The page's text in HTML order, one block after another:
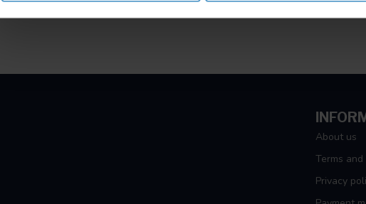
verstrekt of die ze hebben verzameld op basis van uw gebruik van hun
About us
Terms
Privacy